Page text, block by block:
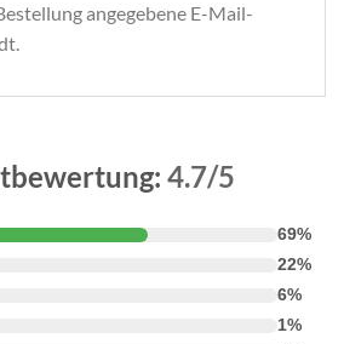
angegebene E-Mail-
4.7/5
69%
22%
6%
1%